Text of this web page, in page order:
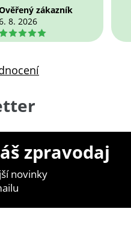
zákazník
8. 2026
zpravodaj
novinky